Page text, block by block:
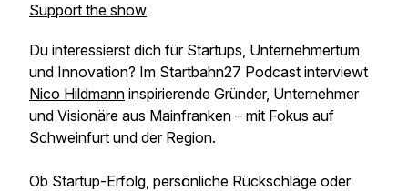
Support the show
Du interessierst dich für Startups, Unternehmertum
und Innovation? Im Startbahn27 Podcast interviewt
Nico Hildmann inspirierende Gründer, Unternehmer
und Visionäre aus Mainfranken – mit Fokus auf
Schweinfurt und der Region.
Ob Startup-Erfolg, persönliche Rückschläge oder